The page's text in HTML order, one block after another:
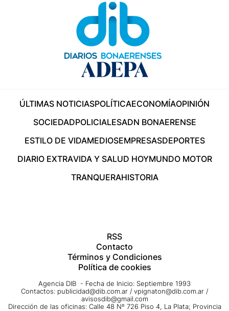
ÚLTIMAS NOTICIASPOLÍTICAECONOMÍAOPINIÓN
SOCIEDADPOLICIALESADN BONAERENSE
ESTILO DE VIDAMEDIOSEMPRESASDEPORTES
DIARIO EXTRAVIDA Y SALUD HOYMUNDO MOTOR
TRANQUERAHISTORIA
RSS
Contacto
Términos y Condiciones
Política de cookies
Agencia DIB - Fecha de Inicio: Septiembre 1993
Contactos: publicidad@dib.com.ar / vpignaton@dib.com.ar /
avisosdib@gmail.com
Dirección de las oficinas: Calle 48 Nº 726 Piso 4, La Plata; Provincia